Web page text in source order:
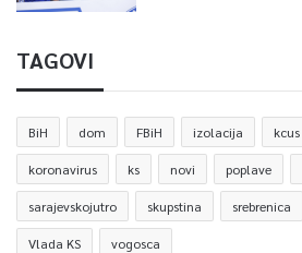
TAGOVI
BiH dom FBiH izolacija kcus
koronavirus ks novi poplave
sarajevskojutro skupstina srebrenica
Vlada KS vogosca